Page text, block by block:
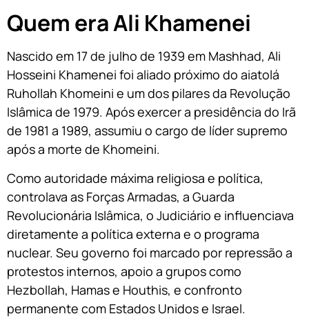
Quem era Ali Khamenei
Nascido em 17 de julho de 1939 em Mashhad, Ali
Hosseini Khamenei foi aliado próximo do aiatolá
Ruhollah Khomeini e um dos pilares da Revolução
Islâmica de 1979. Após exercer a presidência do Irã
de 1981 a 1989, assumiu o cargo de líder supremo
após a morte de Khomeini.
Como autoridade máxima religiosa e política,
controlava as Forças Armadas, a Guarda
Revolucionária Islâmica, o Judiciário e influenciava
diretamente a política externa e o programa
nuclear. Seu governo foi marcado por repressão a
protestos internos, apoio a grupos como
Hezbollah, Hamas e Houthis, e confronto
permanente com Estados Unidos e Israel.